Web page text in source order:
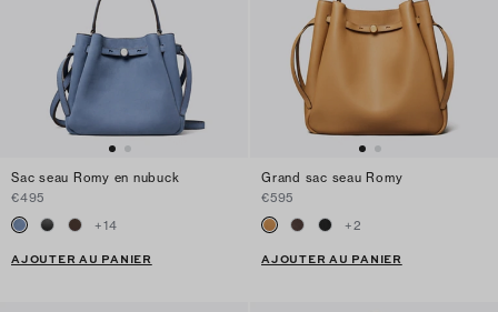
Sac seau Romy en nubuck
€495
+14
AJOUTER AU PANIER
Grand sac seau Romy
€595
+2
AJOUTER AU PANIER